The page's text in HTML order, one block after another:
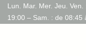
Lun. Mar. Mer. Jeu.
19:00 – Sam. : de 08:45